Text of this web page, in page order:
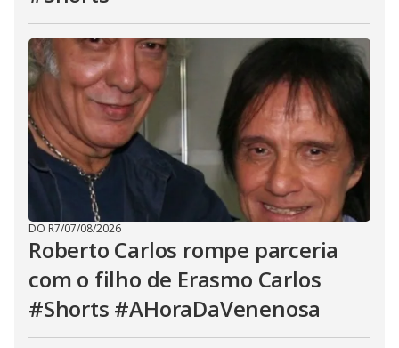
DO R7/07/08/2026
Roberto Carlos rompe parceria
com o filho de Erasmo Carlos
#Shorts #AHoraDaVenenosa